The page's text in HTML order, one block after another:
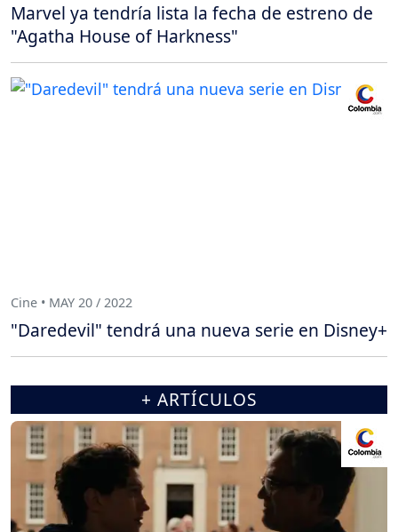
Marvel ya tendría lista la fecha de estreno de
"Agatha House of Harkness"
Cine • MAY 20 / 2022
"Daredevil" tendrá una nueva serie en Disney+
+ ARTÍCULOS